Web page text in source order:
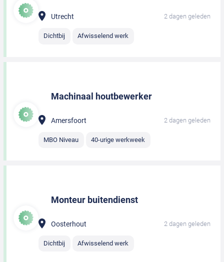
Utrecht 2 dagen geleden
Dichtbij Afwisselend werk
Machinaal houtbewerker
Amersfoort 2 dagen geleden
MBO Niveau 40-urige werkweek
Monteur buitendienst
Oosterhout 2 dagen geleden
Dichtbij Afwisselend werk